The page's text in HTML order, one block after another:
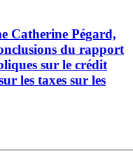
Catherine Pégard,
du rapport
sur le crédit
les taxes sur les